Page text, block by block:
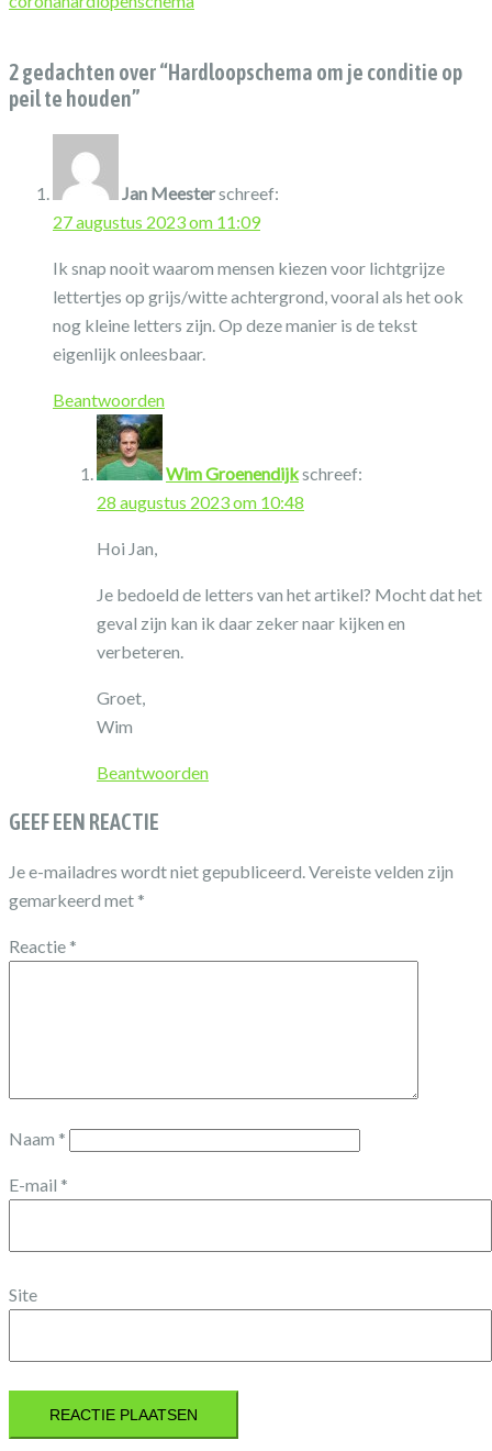
2 gedachten over “Hardloopschema om je conditie op
peil te houden”
Jan Meesterschreef:
27 augustus 2023 om 11:09
Ik snap nooit waarom mensen kiezen voor lichtgrijze
lettertjes op grijs/witte achtergrond, vooral als het ook
nog kleine letters zijn. Op deze manier is de tekst
eigenlijk onleesbaar.
Beantwoorden
Wim Groenendijkschreef:
28 augustus 2023 om 10:48
Hoi Jan,
Je bedoeld de letters van het artikel? Mocht dat het
geval zijn kan ik daar zeker naar kijken en
verbeteren.
Groet,
Wim
Beantwoorden
GEEF EEN REACTIE
Je e-mailadres wordt niet gepubliceerd.Vereiste velden zijn
gemarkeerd met *
Reactie *
Naam *
E-mail *
Site